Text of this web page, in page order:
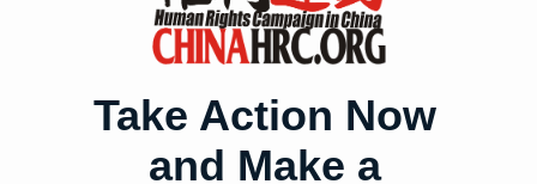
Take Action Now
and Make a